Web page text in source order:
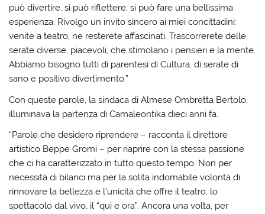
può divertire, si può riflettere, si può fare una bellissima
esperienza. Rivolgo un invito sincero ai miei concittadini:
venite a teatro, ne resterete affascinati. Trascorrerete delle
serate diverse, piacevoli, che stimolano i pensieri e la mente.
Abbiamo bisogno tutti di parentesi di Cultura, di serate di
sano e positivo divertimento.”
Con queste parole, la sindaca di Almese Ombretta Bertolo,
illuminava la partenza di Camaleontika dieci anni fa.
“Parole che desidero riprendere – racconta il direttore
artistico Beppe Gromi – per riaprire con la stessa passione
che ci ha caratterizzato in tutto questo tempo. Non per
necessità di bilanci ma per la solita indomabile volontà di
rinnovare la bellezza e l’unicità che offre il teatro, lo
spettacolo dal vivo, il “qui e ora”. Ancora una volta, per